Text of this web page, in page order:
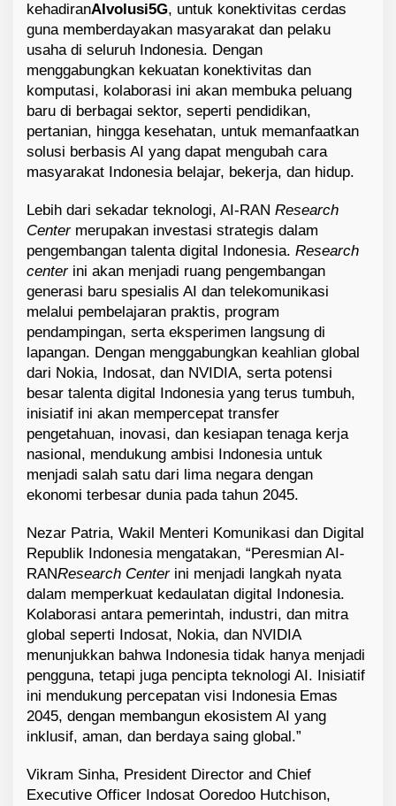
kehadiranAIvolusi5G, untuk konektivitas cerdas
guna memberdayakan masyarakat dan pelaku
usaha di seluruh Indonesia. Dengan
menggabungkan kekuatan konektivitas dan
komputasi, kolaborasi ini akan membuka peluang
baru di berbagai sektor, seperti pendidikan,
pertanian, hingga kesehatan, untuk memanfaatkan
solusi berbasis AI yang dapat mengubah cara
masyarakat Indonesia belajar, bekerja, dan hidup.
Lebih dari sekadar teknologi, AI-RAN Research
Centermerupakan investasi strategis dalam
pengembangan talenta digital Indonesia. Research
centerini akan menjadi ruang pengembangan
generasi baru spesialis AI dan telekomunikasi
melalui pembelajaran praktis, program
pendampingan, serta eksperimen langsung di
lapangan. Dengan menggabungkan keahlian global
dari Nokia, Indosat, dan NVIDIA, serta potensi
besar talenta digital Indonesia yang terus tumbuh,
inisiatif ini akan mempercepat transfer
pengetahuan, inovasi, dan kesiapan tenaga kerja
nasional, mendukung ambisi Indonesia untuk
menjadi salah satu dari lima negara dengan
ekonomi terbesar dunia pada tahun 2045.
Nezar Patria, Wakil Menteri Komunikasi dan Digital
Republik Indonesia mengatakan, “Peresmian AI-
RANResearch Centerini menjadi langkah nyata
dalam memperkuat kedaulatan digital Indonesia.
Kolaborasi antara pemerintah, industri, dan mitra
global seperti Indosat, Nokia, dan NVIDIA
menunjukkan bahwa Indonesia tidak hanya menjadi
pengguna, tetapi juga pencipta teknologi AI. Inisiatif
ini mendukung percepatan visi Indonesia Emas
2045, dengan membangun ekosistem AI yang
inklusif, aman, dan berdaya saing global.”
Vikram Sinha, President Director and Chief
Executive Officer Indosat Ooredoo Hutchison,